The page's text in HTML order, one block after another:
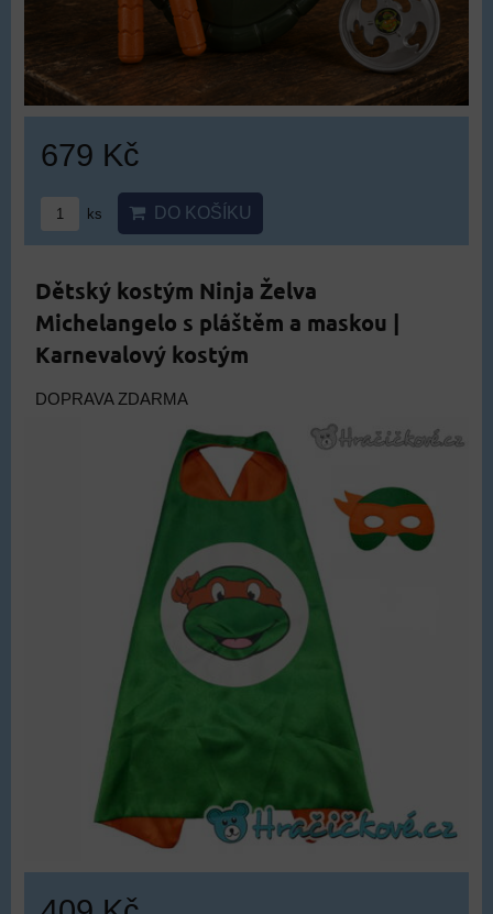
679 Kč
ks DO KOŠÍKU
Dětský kostým Ninja Želva
Michelangelo s pláštěm a maskou |
Karnevalový kostým
DOPRAVA ZDARMA